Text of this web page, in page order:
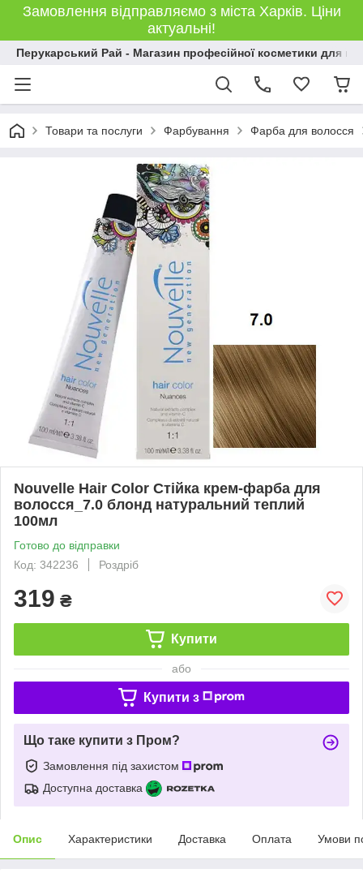
Замовлення відправляємо з міста Харків. Ціни
актуальні!
Перукарський Рай - Магазин професійної косметики для
Товари та послуги Фарбування Фарба для волосся
Nouvelle Hair Color Стійка крем-фарба для
волосся_7.0 блонд натуральний теплий
100мл
Готово до відправки
Код: 342236
Роздріб
319 ₴
Купити
або
Купити з
Що таке купити з Пром?
Замовлення під захистом
Доступна доставка
Опис Характеристики Доставка Оплата Умови